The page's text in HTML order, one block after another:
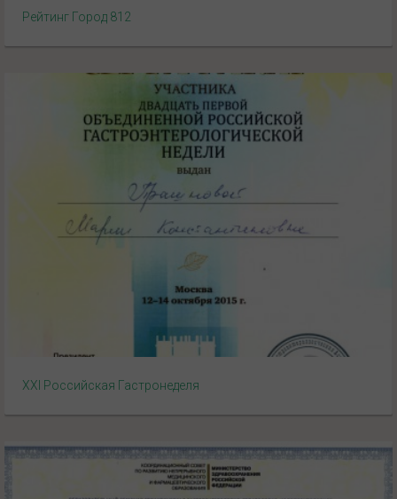
Рейтинг Город 812
XXI Российская Гастронеделя